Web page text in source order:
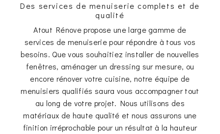
Des services de menuiserie complets et de
qualité
Atout Rénove propose une large gamme de
services de menuiserie pour répondre à tous vos
besoins. Que vous souhaitiez installer de nouvelles
fenêtres, aménager un dressing sur mesure, ou
encore rénover votre cuisine, notre équipe de
menuisiers qualifiés saura vous accompagner tout
au long de votre projet. Nous utilisons des
matériaux de haute qualité et nous assurons une
finition irréprochable pour un résultat à la hauteur